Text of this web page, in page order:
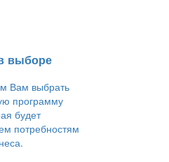
выборе
Вам выбрать
программу
будет
потребностям